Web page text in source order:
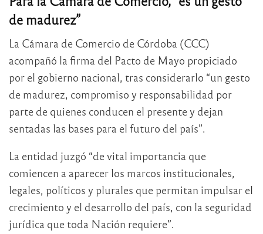
de madurez”
La Cámara de Comercio de Córdoba (CCC)
acompañó la firma del Pacto de Mayo propiciado
por el gobierno nacional, tras considerarlo “un gesto
de madurez, compromiso y responsabilidad por
parte de quienes conducen el presente y dejan
sentadas las bases para el futuro del país”.
La entidad juzgó “de vital importancia que
comiencen a aparecer los marcos institucionales,
legales, políticos y plurales que permitan impulsar el
crecimiento y el desarrollo del país, con la seguridad
jurídica que toda Nación requiere”.